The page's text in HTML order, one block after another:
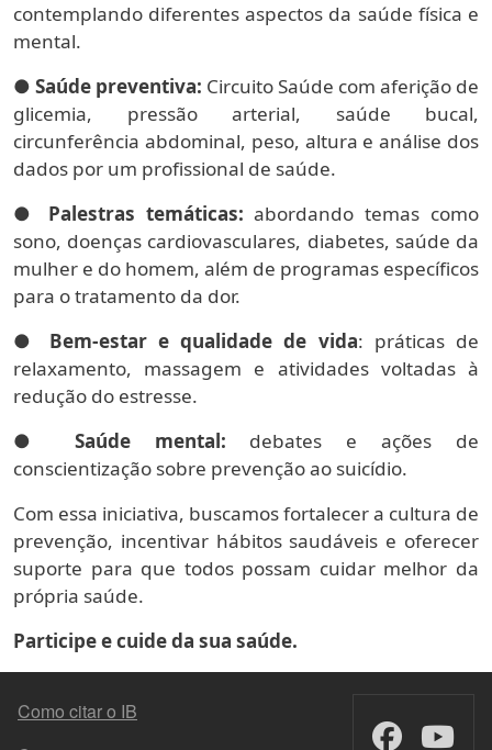
contemplando diferentes aspectos da saúde física e
mental.
● Saúde preventiva: Circuito Saúde com aferição de
glicemia, pressão arterial, saúde bucal,
circunferência abdominal, peso, altura e análise dos
dados por um profissional de saúde.
● Palestras temáticas: abordando temas como
sono, doenças cardiovasculares, diabetes, saúde da
mulher e do homem, além de programas específicos
para o tratamento da dor.
● Bem-estar e qualidade de vida: práticas de
relaxamento, massagem e atividades voltadas à
redução do estresse.
● Saúde mental: debates e ações de
conscientização sobre prevenção ao suicídio.
Com essa iniciativa, buscamos fortalecer a cultura de
prevenção, incentivar hábitos saudáveis e oferecer
suporte para que todos possam cuidar melhor da
própria saúde.
Participe e cuide da sua saúde.
FOOTER MENU
Como citar o IB